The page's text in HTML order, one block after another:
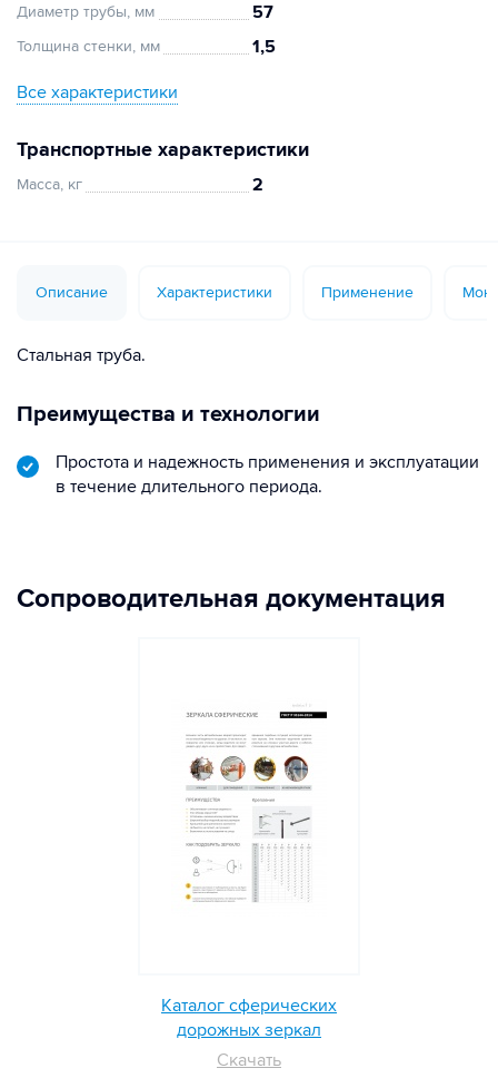
Диаметр трубы, мм 57
Толщина стенки, мм 1,5
Все характеристики
Транспортные характеристики
Масса, кг 2
Описание Характеристики Применение
Стальная труба.
Преимущества и технологии
Простота и надежность применения и эксплуатации
в течение длительного периода.
Сопроводительная документация
Каталог сферических
дорожных зеркал
Скачать